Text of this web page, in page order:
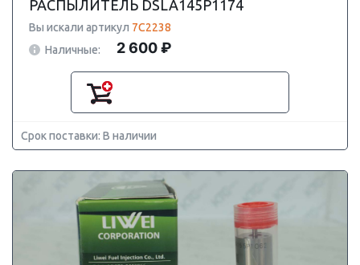
РАСПЫЛИТЕЛЬ DSLA145P1174
Вы искали артикул 7C2238
Наличные:
2 600 ₽
Срок поставки: В наличии